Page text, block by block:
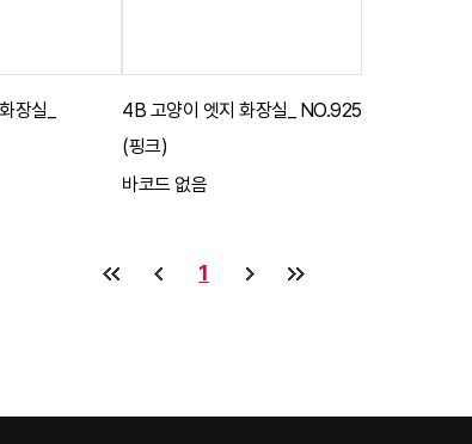
장실_
4B 고양이 엣지 화장실_ NO.925
(핑크)
바코드 없음
1